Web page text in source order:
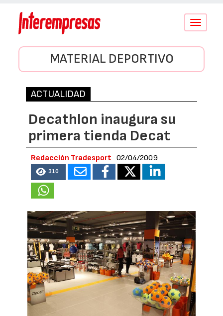
Conmutar
MATERIAL DEPORTIVO
ACTUALIDAD
Decathlon inaugura su
primera tienda Decat
Redacción Tradesport 02/04/2009
310